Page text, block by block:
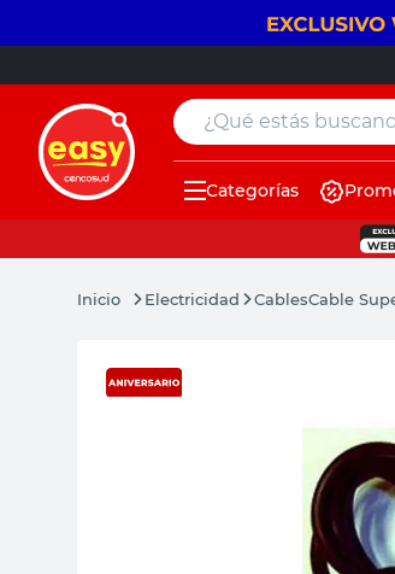
¿Qué estás buscando?
Categorías
Electricidad CablesCable
muebles